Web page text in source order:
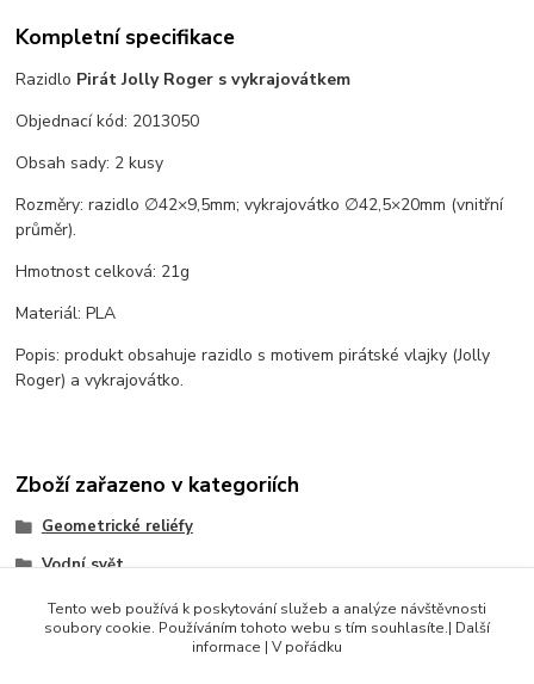
Kompletní specifikace
Razidlo Pirát Jolly Roger s vykrajovátkem
Objednací kód: 2013050
Obsah sady: 2 kusy
Rozměry: razidlo ∅42×9,5mm; vykrajovátko ∅42,5×20mm (vnitřní
průměr).
Hmotnost celková: 21g
Materiál: PLA
Popis: produkt obsahuje razidlo s motivem pirátské vlajky (Jolly
Roger) a vykrajovátko.
Zboží zařazeno v kategoriích
Geometrické reliéfy
Vodní svět
Sady razidel
Produkty do 100 Kč
Tento web používá k poskytování služeb a analýze návštěvnosti
soubory cookie. Používáním tohoto webu s tím souhlasíte.| Další
informace | V pořádku